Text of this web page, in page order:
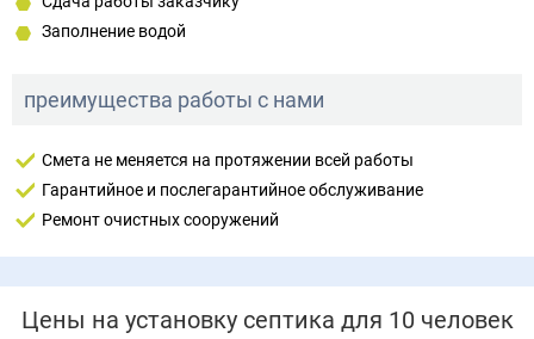
Заполнение водой
преимущества работы с нами
Смета не меняется на протяжении всей работы
Гарантийное и послегарантийное обслуживание
Ремонт очистных сооружений
Цены на установку септика для 10 человек